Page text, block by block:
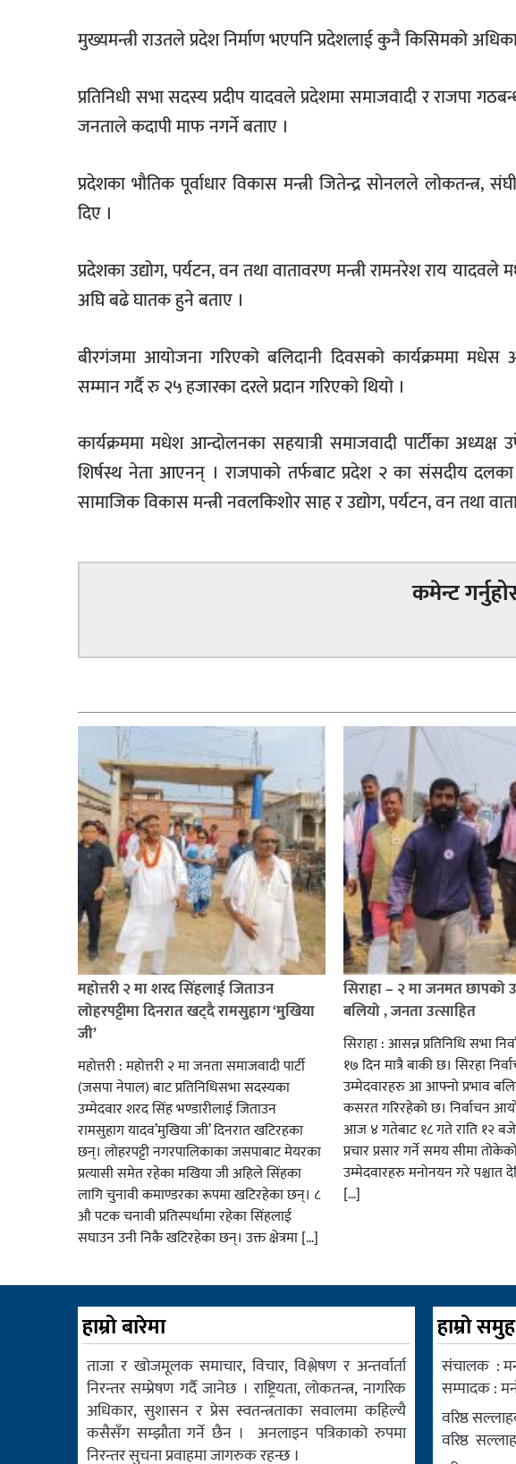
मुख्यमन्त्री राउतले प्रदेश निर्माण भएपनि प्रदेशलाई कुनै किसिमको
प्रतिनिधी सभा सदस्य प्रदीप यादवले प्रदेशमा समाजवादी र राजपा
जनताले कदापी माफ नगर्ने बताए ।
प्रदेशका भौतिक पूर्वाधार विकास मन्त्री जितेन्द्र सोनलले
दिए ।
प्रदेशका उद्योग, पर्यटन, वन तथा वातावरण मन्त्री रामनरेश राय
अघि बढे घातक हुने बताए ।
बीरगंजमा आयोजना गरिएको बलिदानी दिवसको कार्यक्रममा
सम्मान गर्दै रु २५ हजारका दरले प्रदान गरिएको थियो ।
कार्यक्रममा मधेश आन्दोलनका सहयात्री समाजवादी पार्टीका अध्यक्ष
शिर्षस्थ नेता आएनन् । राजपाको तर्फबाट प्रदेश २ का संसदीय दलका
सामाजिक विकास मन्त्री नवलकिशोर साह र उद्योग, पर्यटन, वन तथा
कमेन्ट
महोत्तरी २ मा शरद सिंहलाई जिताउन
लोहरपट्टीमा दिनरात खट्दै रामसुहाग ‘मुखिया
जी’
महोत्तरी : महोत्तरी २ मा जनता समाजवादी पार्टी
(जसपा नेपाल) बाट प्रतिनिधिसभा सदस्यका
उम्मेदवार शरद सिंह भण्डारीलाई जिताउन
रामसुहाग यादव’मुखिया जी’ दिनरात खटिरहका
छन्। लोहरपट्टी नगरपालिकाका जसपाबाट मेयरका
प्रत्यासी समेत रहेका मखिया जी अहिले सिंहका
लागि चुनावी कमाण्डरका रूपमा खटिरहेका छन्। ८
औ पटक चनावी प्रतिस्पर्धामा रहेका सिंहलाई
सघाउन उनी निकै खटिरहेका छन्। उक्त क्षेत्रमा […]
सिराहा – २ मा जनमत छापको
बलियो , जनता उत्साहित
सिराहा : आसन्न प्रतिनिधि सभा
१७ दिन मात्रै बाकी छ। सिरहा
उम्मेदवारहरु आ आफ्नो प्रभाव
कसरत गरिरहेको छ। निर्वाचन
आज ४ गतेबाट १८ गते राति १२ बजे
प्रचार प्रसार गर्ने समय सीमा
उम्मेदवारहरु मनोनयन गरे पश्चात
[…]
हाम्रो बारेमा
ताजा र खोजमूलक समाचार, विचार, विश्लेषण र अन्तर्वार्ता
निरन्तर सम्प्रेषण गर्दै जानेछ । राष्ट्रियता, लोकतन्त्र, नागरिक
अधिकार, सुशासन र प्रेस स्वतन्त्रताका सवालमा कहिल्यै
कसैसँग सम्झौता गर्ने छैन । अनलाइन पत्रिकाको रुपमा
निरन्तर सुचना प्रवाहमा जागरुक रहन्छ ।
हाम्रो समुह
संचालक :
सम्पादक :
वरिष्ठ
वरिष्ठ